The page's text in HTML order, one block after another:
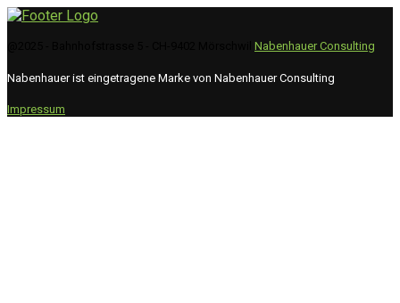
Nabenhauer Consulting
Nabenhauer ist eingetragene Marke von Nabenhauer Consulting
Impressum